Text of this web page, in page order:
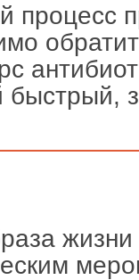
процесс
быстрый,